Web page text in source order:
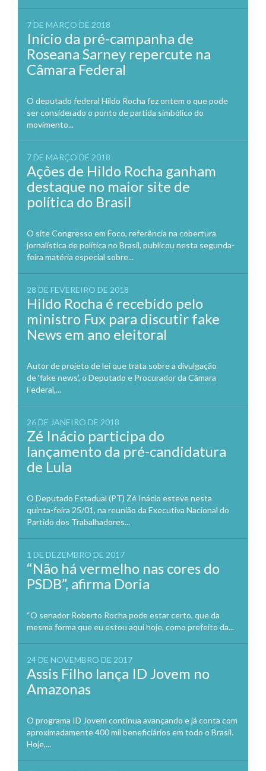
7 DE MARÇO DE 2018
Início da pré-campanha de
Roseana Sarney repercute na
Câmara Federal
O deputado federal Hildo Rocha fez ontem o que pode
ser considerado o ponto de partida simbólico do
movimento...
7 DE MARÇO DE 2018
Ações de Hildo Rocha ganham
destaque no maior site de
política do Brasil
O site Congresso em Foco, referência na cobertura
jornalística de política no Brasil, publicou nesta segunda-
feira matéria especial sobre...
28 DE FEVEREIRO DE 2018
Hildo Rocha é recebido pelo
ministro Fux para discutir fake
News em ano eleitoral
Autor de projeto de lei que trata sobre a divulgação
de ‘fake news’, o Deputado e Procurador da Câmara
Federal,...
26 DE JANEIRO DE 2018
Zé Inácio participa do
lançamento da pré-candidatura
de Lula
O Deputado Estadual (PT) Zé Inácio esteve nesta
quinta-feira 25/01, na reunião da Executiva Nacional do
Partido dos Trabalhadores...
1 DE DEZEMBRO DE 2017
“Não há vermelho nas cores do
PSDB”, afirma Doria
“O senador Roberto Rocha pode estar certo, que da
mesma forma que eu estou aqui hoje, como prefeito da...
24 DE NOVEMBRO DE 2017
Assis Filho lança ID Jovem no
Amazonas
O programa ID Jovem continua avançando e já conta com
aproximadamente 400 mil beneficiários em todo o Brasil.
Hoje,...